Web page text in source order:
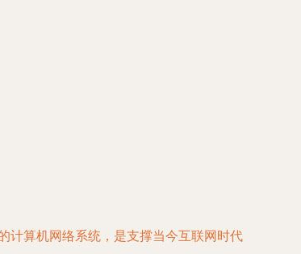
计算机网络系统，是支撑当今互联网时代